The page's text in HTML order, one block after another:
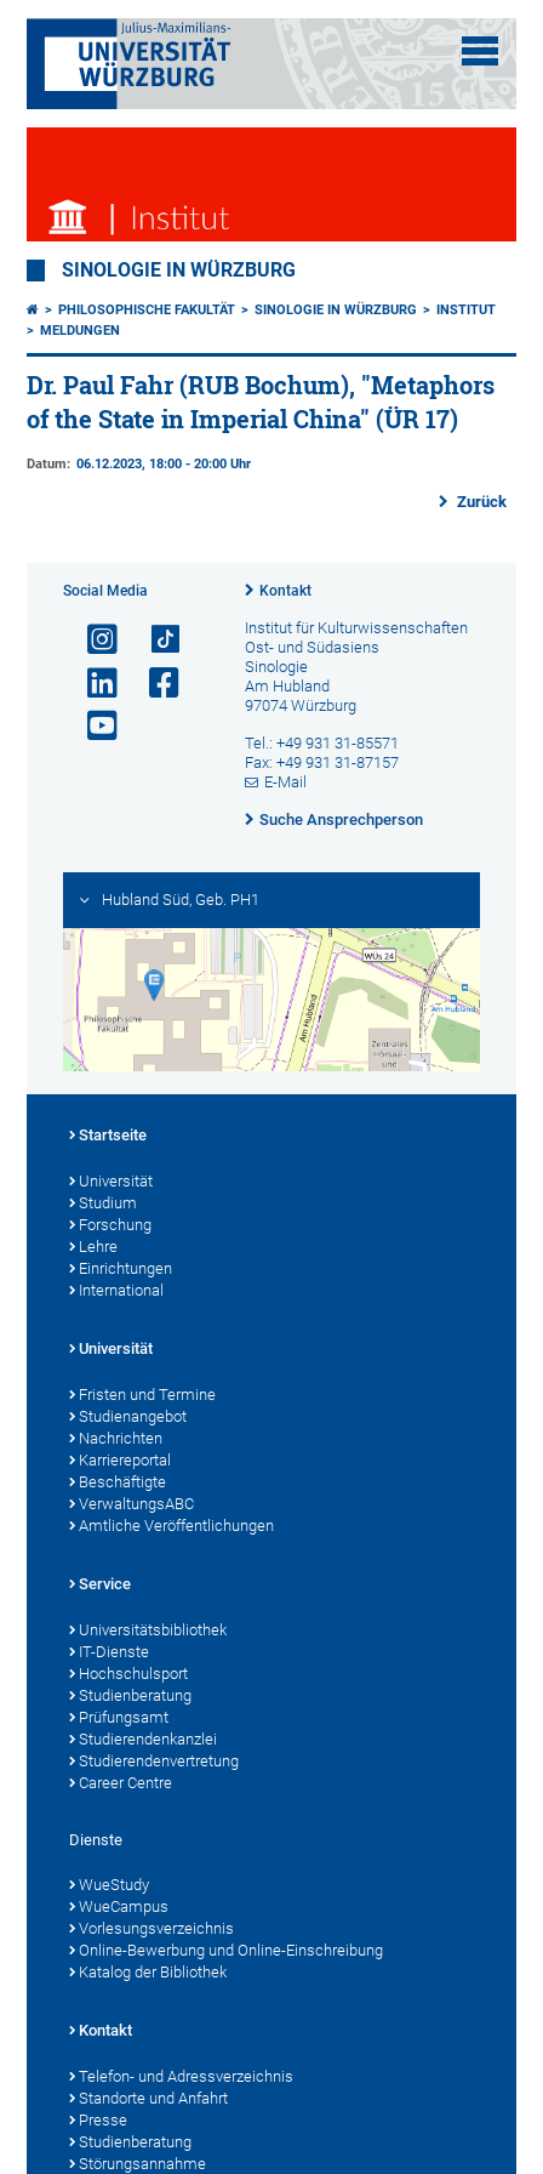
SINOLOGIE IN WÜRZBURG
PHILOSOPHISCHE FAKULTÄT SINOLOGIE IN WÜRZBURG
INSTITUT
MELDUNGEN
Dr. Paul Fahr (RUB Bochum), "Metaphors
of the State in Imperial China" (ÜR 17)
Datum: 06.12.2023, 18:00 - 20:00 Uhr
Zurück
Social Media Kontakt
Institut für Kulturwissenschaften
Ost- und Südasiens
Sinologie
Am Hubland
97074 Würzburg
Tel.: +49 931 31-85571
Fax: +49 931 31-87157
E-Mail
Suche Ansprechperson
Hubland Süd, Geb. PH1
Startseite
Universität
Studium
Forschung
Lehre
Einrichtungen
International
Universität
Fristen und Termine
Studienangebot
Nachrichten
Karriereportal
Beschäftigte
VerwaltungsABC
Amtliche Veröffentlichungen
Service
Universitätsbibliothek
IT-Dienste
Hochschulsport
Studienberatung
Prüfungsamt
Studierendenkanzlei
Studierendenvertretung
Career Centre
Dienste
WueStudy
WueCampus
Vorlesungsverzeichnis
Online-Bewerbung und Online-Einschreibung
Katalog der Bibliothek
Kontakt
Telefon- und Adressverzeichnis
Standorte und Anfahrt
Presse
Studienberatung
Störungsannahme